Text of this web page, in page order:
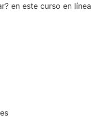
en este curso en línea